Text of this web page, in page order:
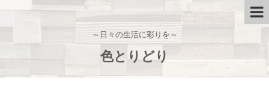
～日々の生活に彩りを～
色とりどり